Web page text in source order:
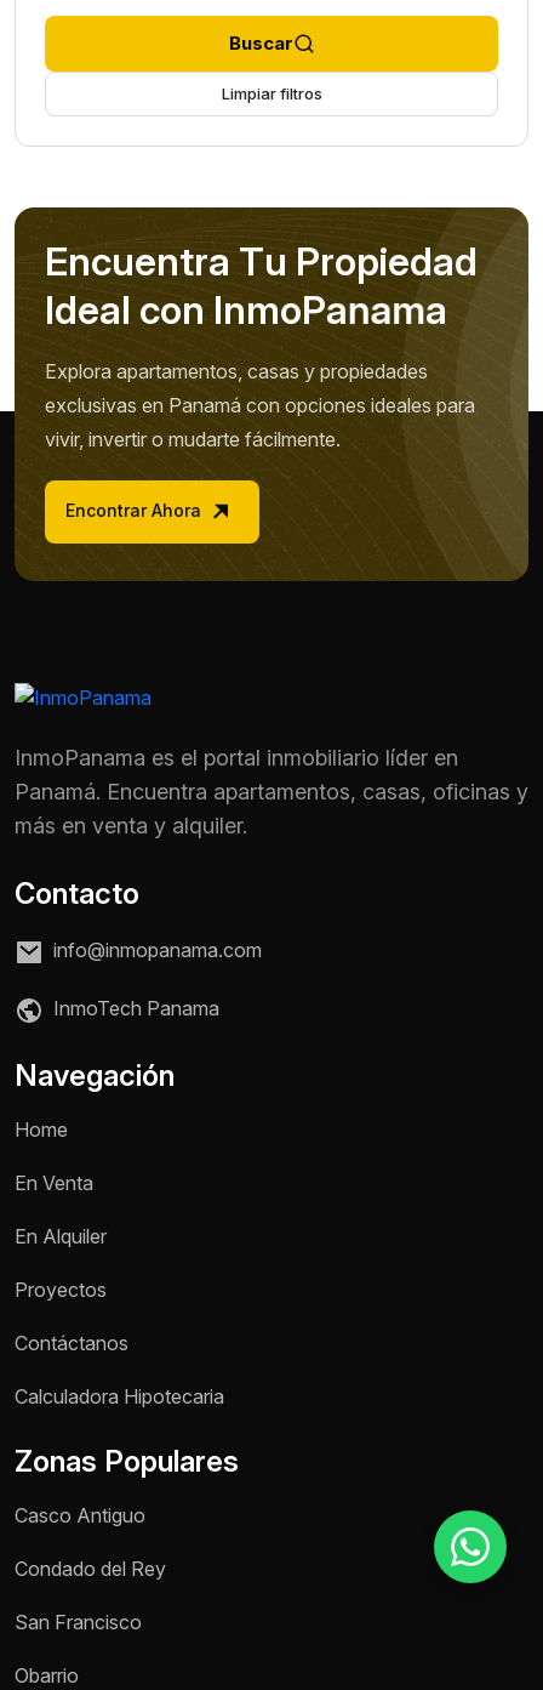
Nombre *
Buscar
Limpiar filtros
Encuentra Tu Propiedad
Ideal con InmoPanama
Explora apartamentos, casas y propiedades
exclusivas en Panamá con opciones ideales para
vivir, invertir o mudarte fácilmente.
Encontrar Ahora
InmoPanama es el portal inmobiliario líder en
Panamá. Encuentra apartamentos, casas, oficinas y
más en venta y alquiler.
Contacto
info@inmopanama.com
InmoTech Panama
Navegación
Home
En Venta
En Alquiler
Proyectos
Contáctanos
Calculadora Hipotecaria
Zonas Populares
Casco Antiguo
Condado del Rey
San Francisco
Obarrio